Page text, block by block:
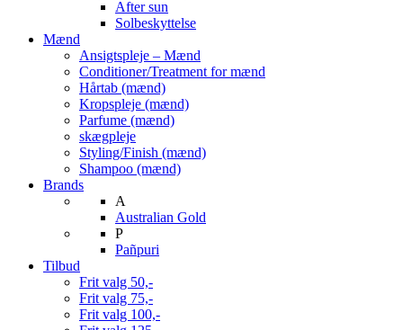
After sun
Solbeskyttelse
Mænd
Ansigtspleje – Mænd
Conditioner/Treatment for mænd
Hårtab (mænd)
Kropspleje (mænd)
Parfume (mænd)
skægpleje
Styling/Finish (mænd)
Shampoo (mænd)
Brands
A
Australian Gold
P
Pañpuri
Tilbud
Frit valg 50,-
Frit valg 75,-
Frit valg 100,-